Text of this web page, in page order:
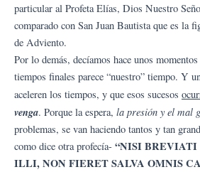
particular al Profeta Elías, Dios Nuestro
comparado con San Juan Bautista que es la
de Adviento.
Por lo demás, decíamos hace unos momentos
tiempos finales parece “nuestro” tiempo. Y
aceleren los tiempos, y que esos sucesos
venga. Porque la espera, la presión y el mal
problemas, se van haciendo tantos y tan
como dice otra profecía- “NISI BREVIATI
ILLI, NON FIERET SALVA OMNIS